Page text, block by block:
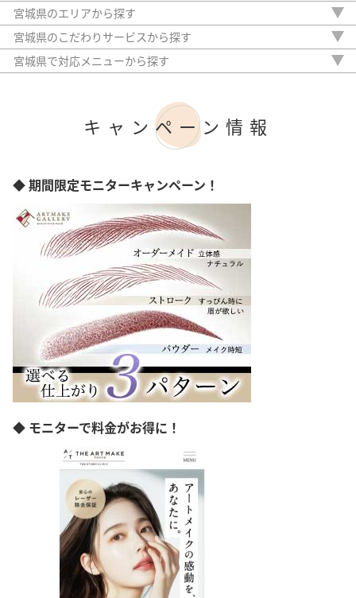
北海道
青森県
栃木県
群馬県
埼玉県
石川県
長野県
岐阜県
静岡県
愛媛県
熊本県
宮城県のエリアから探す
仙台市
宮城県のこだわりサービスから探す
駅から徒歩5分以内
20時以降OK
女性スタッフのみ
宮城県で対応メニューから探す
キャンペーン情報
◆ 期間限定モニターキャンペーン！
◆ モニターで料金がお得に！